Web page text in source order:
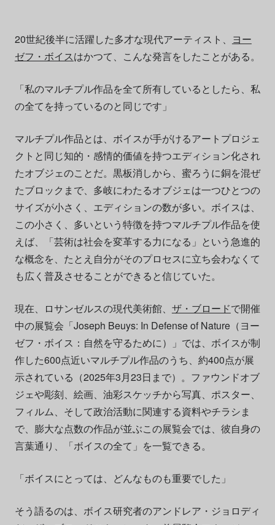
20世紀後半に活躍した多才な現代アーティスト、 ヨー
ゼフ・ボイスはかつて、こんな発言をしたことがある。
「私のマルチプル作品を全て所有しているとしたら、私
の全てを持っているのと同じです」
マルチプル作品とは、ボイスが手がけるアートプロジェ
クトと同じ知的・感情的価値を持つエディション化され
たオブジェのことだ。黒板消しから、蜜ろうに銅を混ぜ
たブロックまで、多岐にわたるオブジェは一つひとつの
サイズが小さく、エディションの数が多い。ボイスは、
この小さく、多いという特徴を持つマルチプル作品を使
えば、「芸術は社会を変革する力になる」という急進的
な概念を、たとえ自分がそのプロセスに立ち会わなくて
も広く普及させることができると信じていた。
現在、ロサンゼルスの現代美術館、 ザ・ブロードで開催
中の展覧会「Joseph Beuys: In Defense of Nature（ヨー
ゼフ・ボイス：自然を守るために）」では、ボイスが制
作した600点近いマルチプル作品のうち、約400点が展
示されている（2025年3月23日まで）。ファウンドオブ
ジェや彫刻、絵画、油彩スケッチから写真、ポスター、
フィルム、そして政治活動に関連する資料やチラシま
で、膨大な点数の作品が並ぶこの展覧会では、彼自身の
言葉通り、「ボイスの全て」を一覧できる。
「ボイスにとっては、どんなものも重要でした」
そう語るのは、ボイス研究者のアンドレア・ジョロディ